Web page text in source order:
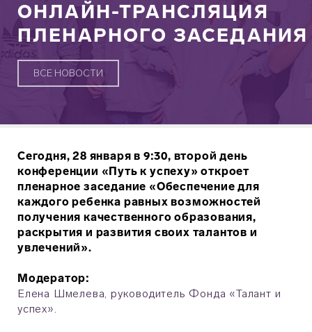
ОНЛАЙН-ТРАНСЛЯЦИЯ
ПЛЕНАРНОГО ЗАСЕДАНИЯ
ВСЕ НОВОСТИ
Сегодня, 28 января в 9:30, второй день
конференции «Путь к успеху» откроет
пленарное заседание «Обеспечение для
каждого ребенка равных возможностей
получения качественного образования,
раскрытия и развития своих талантов и
увлечений».
Модератор:
Елена Шмелева, руководитель Фонда «Талант и
успех».